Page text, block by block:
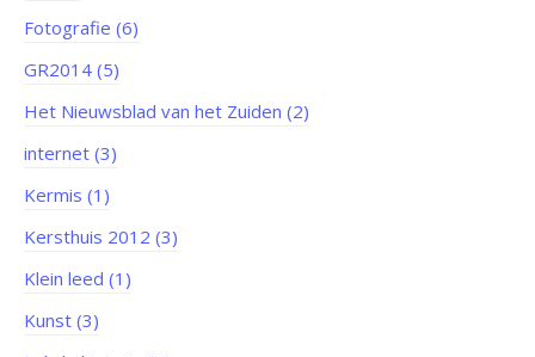
Fotografie (6)
GR2014 (5)
Het Nieuwsblad van het Zuiden (2)
internet (3)
Kermis (1)
Kersthuis 2012 (3)
Klein leed (1)
Kunst (3)